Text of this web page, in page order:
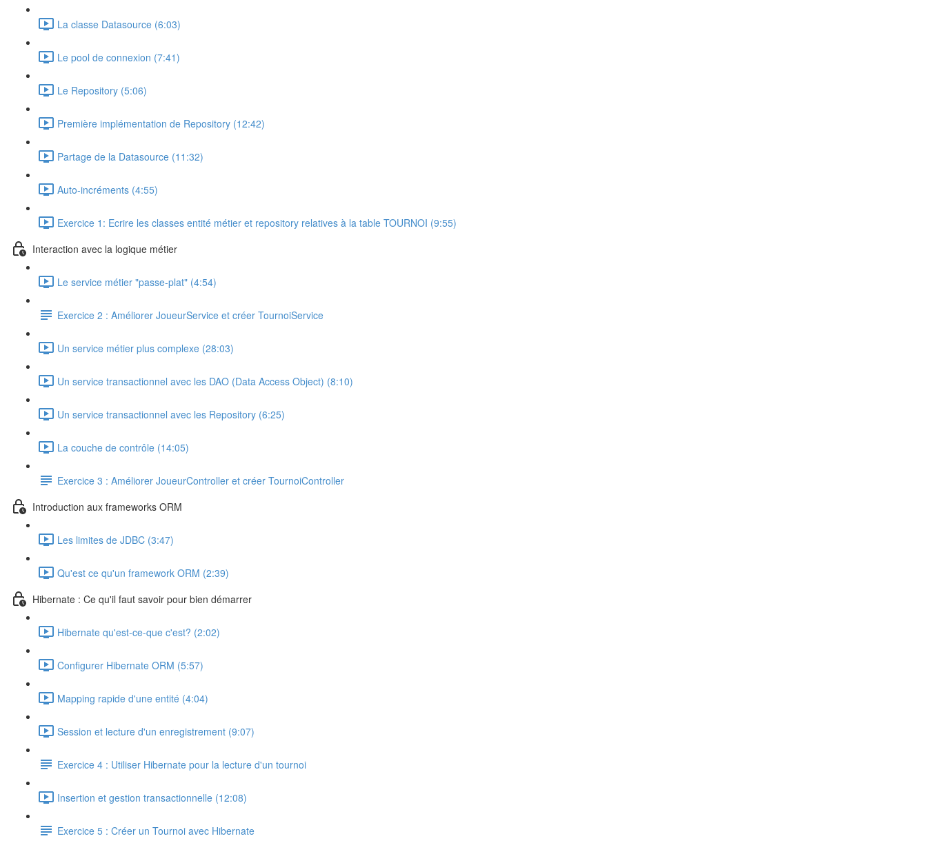
La classe Datasource (6:03)
Le pool de connexion (7:41)
Le Repository (5:06)
Première implémentation de Repository (12:42)
Partage de la Datasource (11:32)
Auto-incréments (4:55)
Exercice 1: Ecrire les classes entité métier et repository relatives à la table TOURNOI (9:55)
Interaction avec la logique métier
Le service métier "passe-plat" (4:54)
Exercice 2 : Améliorer JoueurService et créer TournoiService
Un service métier plus complexe (28:03)
Un service transactionnel avec les DAO (Data Access Object) (8:10)
Un service transactionnel avec les Repository (6:25)
La couche de contrôle (14:05)
Exercice 3 : Améliorer JoueurController et créer TournoiController
Introduction aux frameworks ORM
Les limites de JDBC (3:47)
Qu'est ce qu'un framework ORM (2:39)
Hibernate : Ce qu'il faut savoir pour bien démarrer
Hibernate qu'est-ce-que c'est? (2:02)
Configurer Hibernate ORM (5:57)
Mapping rapide d'une entité (4:04)
Session et lecture d'un enregistrement (9:07)
Exercice 4 : Utiliser Hibernate pour la lecture d'un tournoi
Insertion et gestion transactionnelle (12:08)
Exercice 5 : Créer un Tournoi avec Hibernate